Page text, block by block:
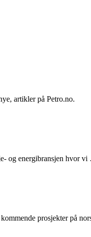
artikler på Petro.no.
og energibransjen hvor
prosjekter på